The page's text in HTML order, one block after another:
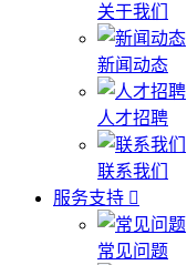
关于我们
新闻动态
人才招聘
联系我们
服务支持
常见问题